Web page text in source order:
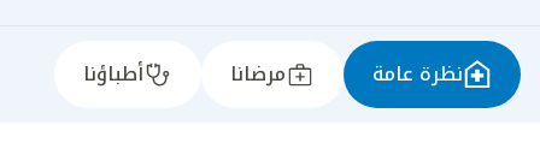
نظرة عامة مرضانا أطباؤنا